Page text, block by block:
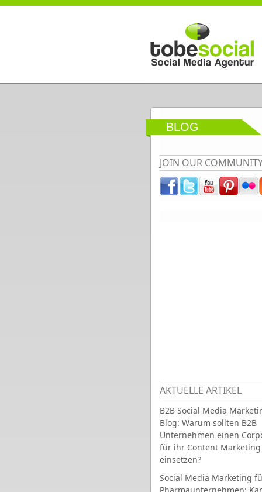
Direkt zum Inhalt
BLOG
JOIN OUR
AKTUELLE ARTIKEL
B2B Social Media
Blog: Warum sollten B2B
Unternehmen einen
für ihr Content Marketing
einsetzen?
Social Media Marketing